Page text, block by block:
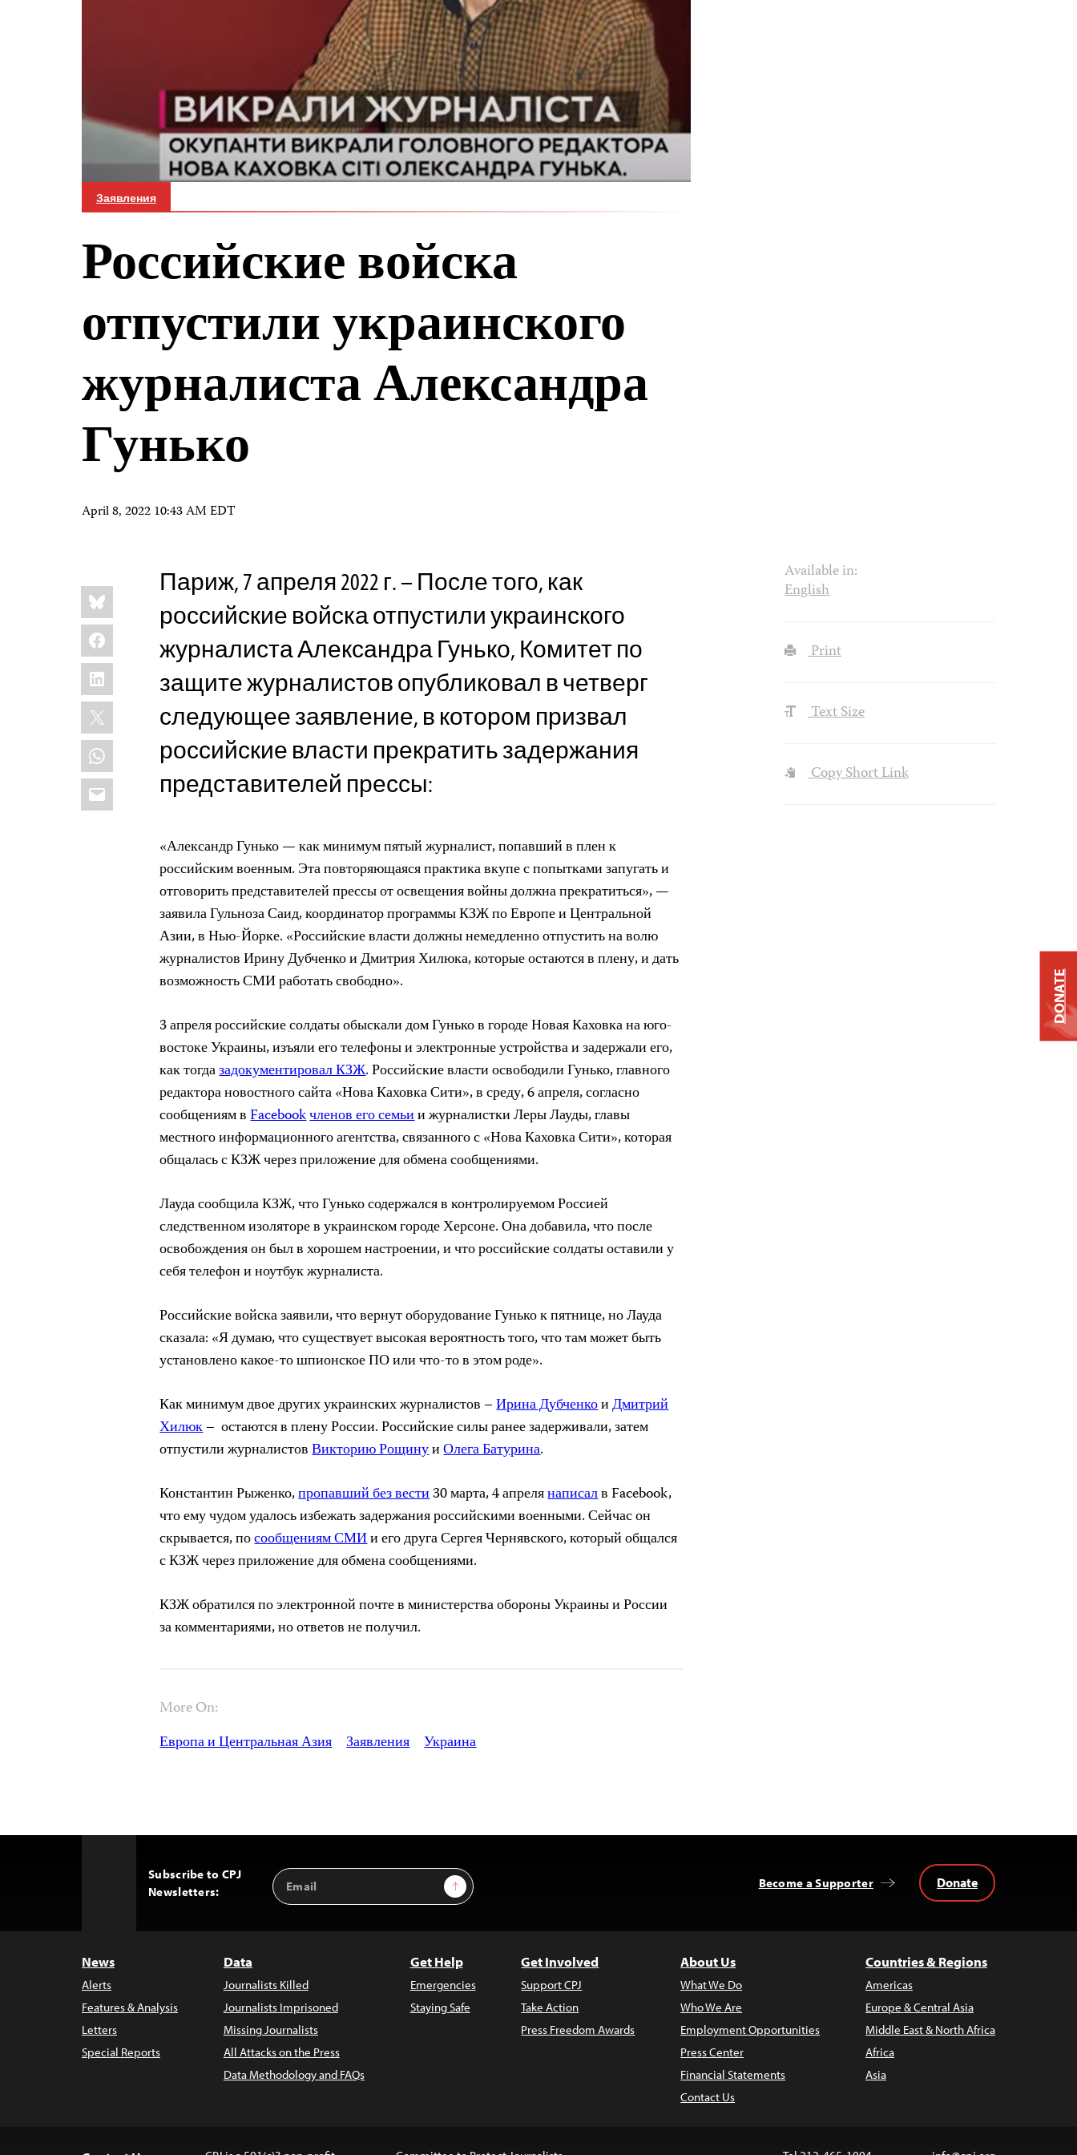
Заявления
Российские войска
отпустили украинского
журналиста Александра
Гунько
April 8, 2022 10:43 AM EDT
Share
this:
Bluesky
Facebook
LinkedIn
X
WhatsApp
Email
Париж, 7 апреля 2022 г. – После того, как
российские войска отпустили украинского
журналиста Александра Гунько, Комитет по
защите журналистов опубликовал в четверг
следующее заявление, в котором призвал
российские власти прекратить задержания
представителей прессы:
«Александр Гунько — как минимум пятый журналист, попавший в плен к
российским военным. Эта повторяющаяся практика вкупе с попытками запугать и
отговорить представителей прессы от освещения войны должна прекратиться», —
заявила Гульноза Саид, координатор программы КЗЖ по Европе и Центральной
Азии, в Нью-Йорке. «Российские власти должны немедленно отпустить на волю
журналистов Ирину Дубченко и Дмитрия Хилюка, которые остаются в плену, и дать
возможность СМИ работать свободно».
3 апреля российские солдаты обыскали дом Гунько в городе Новая Каховка на юго-
востоке Украины, изъяли его телефоны и электронные устройства и задержали его,
как тогдазадокументировал КЗЖ. Российские власти освободили Гунько, главного
редактора новостного сайта «Нова Каховка Сити», в среду, 6 апреля, согласно
сообщениям вFacebookчленов его семьии журналистки Леры Лауды, главы
местного информационного агентства, связанного с «Нова Каховка Сити», которая
общалась с КЗЖ через приложение для обмена сообщениями.
Лауда сообщила КЗЖ, что Гунько содержался в контролируемом Россией
следственном изоляторе в украинском городе Херсоне. Она добавила, что после
освобождения он был в хорошем настроении, и что российские солдаты оставили у
себя телефон и ноутбук журналиста.
Российские войска заявили, что вернут оборудование Гунько к пятнице, но Лауда
сказала: «Я думаю, что существует высокая вероятность того, что там может быть
установлено какое-то шпионское ПО или что-то в этом роде».
Как минимум двое других украинских журналистов –Ирина ДубченкоиДмитрий
Хилюк– остаются в плену России. Российские силы ранее задерживали, затем
отпустили журналистовВикторию РощинуиОлега Батурина.
Константин Рыженко,пропавший без вести30 марта, 4 апрелянаписалв Facebook,
что ему чудом удалось избежать задержания российскими военными. Сейчас он
скрывается, посообщениям СМИи его друга Сергея Чернявского, который общался
с КЗЖ через приложение для обмена сообщениями.
КЗЖ обратился по электронной почте в министерства обороны Украины и России
за комментариями, но ответов не получил.
More On:
Европа и Центральная Азия Заявления Украина
Available in:
English
Print
Text Size
Copy Short Link
Subscribe to CPJ
Newsletters:
Email
Address
Sign Up Become a Supporter Donate
News
Alerts
Features & Analysis
Letters
Special Reports
Data
Journalists Killed
Journalists Imprisoned
Missing Journalists
All Attacks on the Press
Data Methodology and FAQs
Get Help
Emergencies
Staying Safe
Get Involved
Support CPJ
Take Action
Press Freedom Awards
About Us
What We Do
Who We Are
Employment Opportunities
Press Center
Financial Statements
Contact Us
Countries & Regions
Americas
Europe & Central Asia
Middle East & North Africa
Africa
Asia
DONATE